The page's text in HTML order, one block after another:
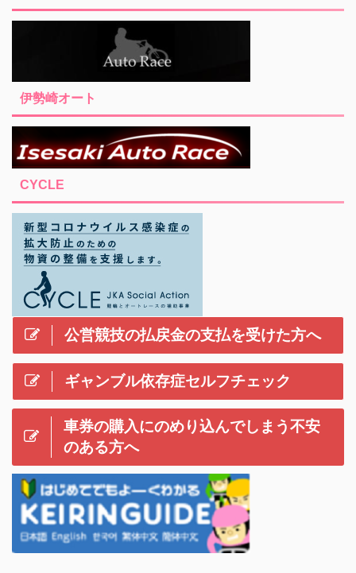
伊勢崎オート
CYCLE
公営競技の払戻金の支払を受けた方へ
ギャンブル依存症セルフチェック
車券の購入にのめり込んでしまう不安
のある方へ